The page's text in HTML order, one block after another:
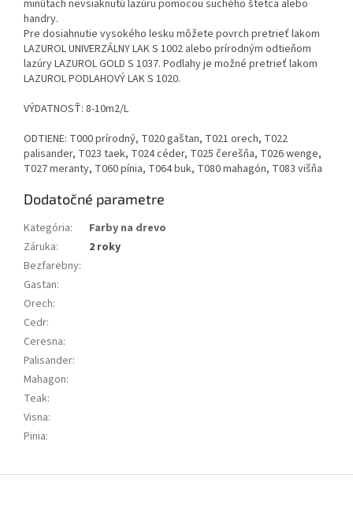
minútach nevsiaknutú lazúru pomocou suchého štetca alebo
handry.
Pre dosiahnutie vysokého lesku môžete povrch pretrieť lakom
LAZUROL UNIVERZÁLNY LAK S 1002 alebo prírodným odtieňom
lazúry LAZUROL GOLD S 1037. Podlahy je možné pretrieť lakom
LAZUROL PODLAHOVÝ LAK S 1020.
VÝDATNOSŤ: 8-10m2/L
ODTIENE: T000 prírodný, T020 gaštan, T021 orech, T022
palisander, T023 taek, T024 céder, T025 čerešňa, T026 wenge,
T027 meranty, T060 pínia, T064 buk, T080 mahagón, T083 višňa
Dodatočné parametre
Kategória:
Farby na drevo
Záruka:
2 roky
Bezfarebny:
Gastan:
Orech:
Cedr:
Ceresna:
Palisander:
Mahagon:
Teak:
Visna:
Pinia: